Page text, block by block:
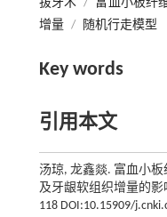
拔牙术 / 富血小板纤
增量 / 随机行走模型
Key words
引用本文
汤琼, 龙鑫燚. 富血小
及牙龈软组织增量的影
118 DOI:10.15909/